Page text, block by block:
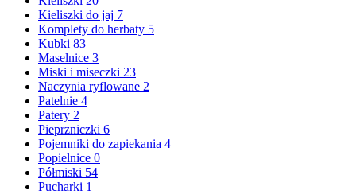
Kieliszki do jaj 7
Komplety do herbaty 5
Kubki 83
Maselnice 3
Miski i miseczki 23
Naczynia ryflowane 2
Patelnie 4
Patery 2
Pieprzniczki 6
Pojemniki do zapiekania 4
Popielnice 0
Półmiski 54
Pucharki 1